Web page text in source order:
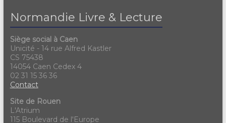
Normandie Livre & Lecture
Siège social à Caen
Unicité - 14 rue Alfred Kastler
CS 75438
14054 Caen Cedex 4
02 31 15 36 36
Contact
Site de Rouen
L'Atrium
115 Boulevard de l'Europe